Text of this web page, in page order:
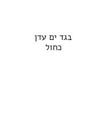
בגד ים עדן
כחול